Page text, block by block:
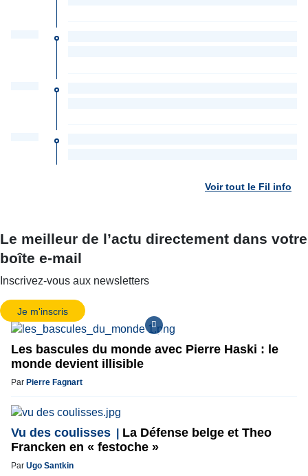
Voir tout le Fil info
Le meilleur de l’actu directement dans votre
boîte e-mail
Inscrivez-vous aux newsletters
Je m'inscris
Les bascules du monde avec Pierre Haski : le
monde devient illisible
Par Pierre Fagnart
Vu des coulisses
La Défense belge et Theo
Francken en « festoche »
Par Ugo Santkin